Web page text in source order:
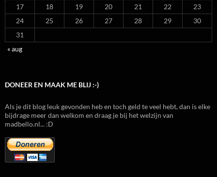
17
18 19 20 21 22
23
24
25 26 27 28 29
30
31
« aug
DONEER EN MAAK ME BLIJ :-)
Als je dit blog leuk gevonden heb en toch geld te veel hebt, dan is elke
bijdrage meer dan welkom en draag je bij het welzijn van
madbello.nl... :D